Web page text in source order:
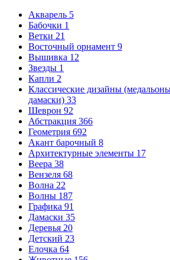
Акварель 5
Бабочки 1
Ветки 21
Восточный орнамент 9
Вышивка 12
Звезды 1
Капли 2
Классические дизайны
дамаски) 33
Шеврон 92
Абстракция 366
Геометрия 692
Акант барочный 8
Архитектурные элементы 17
Веера 38
Вензеля 68
Волна 22
Волны 187
Графика 91
Дамаски 35
Деревья 20
Детский 23
Елочка 64